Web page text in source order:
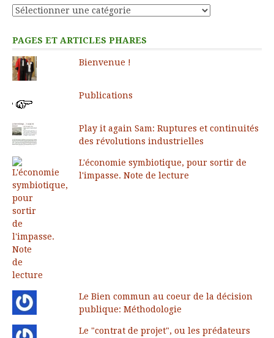
Catégories
PAGES ET ARTICLES PHARES
Bienvenue !
Publications
Play it again Sam: Ruptures et continuités
des révolutions industrielles
L'économie symbiotique, pour sortir de
l'impasse. Note de lecture
Le Bien commun au coeur de la décision
publique: Méthodologie
Le "contrat de projet", ou les prédateurs